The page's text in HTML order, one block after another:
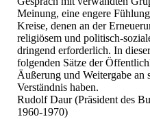
Meinung, eine engere
Kreise, denen an der
religiösem und politisch-
dringend erforderlich. In
folgenden Sätze der
Äußerung und Weitergabe an
Verständnis haben.
Rudolf Daur (Präsident des
1960-1970)